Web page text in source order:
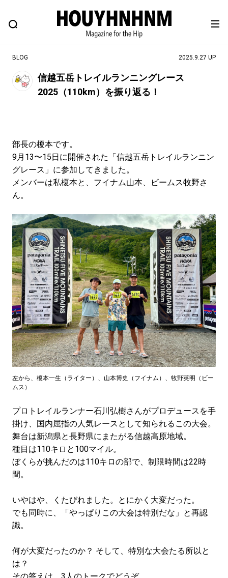
BLOG SNAP
ヒップなファッション、カルチャー、ライフスタイルWEBマガジン
#注目のタグ
#NEW VINTAGE
#路地裏てぃーん。 #MONTHLY JOURNAL
#GH 銘品の所以 #フイナムのYouTube
#LIFESTYLE #SNEAKER #OUTDOOR
#SPORTS #HANDSOME HANDBOOK
BLOG 2025.9.27 UP
信越五岳トレイルランニングレース
2025（110km）を振り返る！
部長の榎本です。
9月13〜15日に開催された「信越五岳トレイルランニン
グレース」に参加してきました。
メンバーは私榎本と、フイナム山本、ビームス牧野さ
ん。
左から、榎本一生（ライター）、山本博史（フイナム）、牧野英明（ビー
ムス）
プロトレイルランナー石川弘樹さんがプロデュースを手
掛け、国内屈指の人気レースとして知られるこの大会。
舞台は新潟県と長野県にまたがる信越高原地域。
種目は110キロと100マイル。
ぼくらが挑んだのは110キロの部で、制限時間は22時
間。
いやはや、くたびれました。とにかく大変だった。
でも同時に、「やっぱりこの大会は特別だな」と再認
識。
何が大変だったのか？ そして、特別な大会たる所以と
は？
その答えは、3人のトークでどうぞ。